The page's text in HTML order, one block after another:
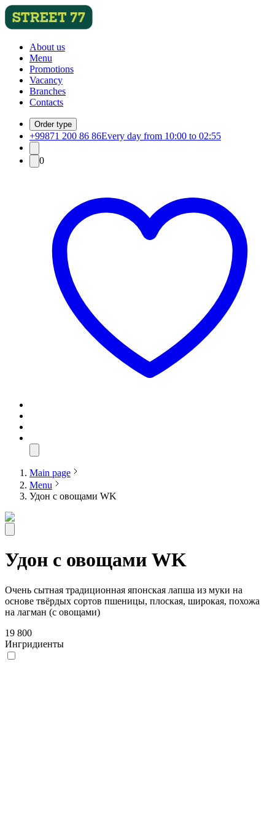
About us
Menu
Promotions
Vacancy
Branches
Contacts
Order type
+99871 200 86 86Every day from 10:00 to 02:55
0
Main page
Menu
Удон с овощами WK
Удон с овощами WK
Очень сытная традиционная японская лапша из муки на
основе твёрдых сортов пшеницы, плоская, широкая, похожа
на лагман (с овощами)
19 800
Ингридиенты